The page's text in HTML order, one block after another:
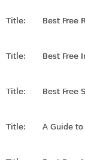
Title: Best Free
Title: Best Free
Title: Best Free
Title: A Guide